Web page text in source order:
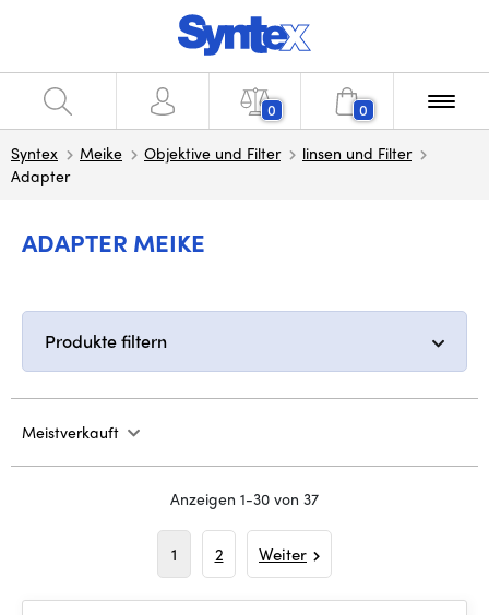
0 0
Syntex Meike Objektive und Filter
linsen und Filter
Adapter
ADAPTER MEIKE
Produkte filtern
Meistverkauft
Anzeigen 1-30 von 37
1 2 Weiter